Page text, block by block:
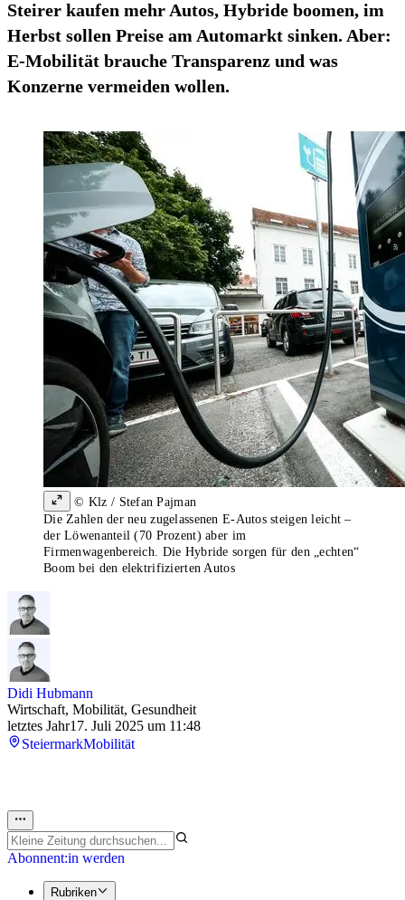
Steirer kaufen mehr Autos, Hybride boomen, im
Herbst sollen Preise am Automarkt sinken. Aber:
E-Mobilität brauche Transparenz und was
Konzerne vermeiden wollen.
© Klz / Stefan Pajman
Die Zahlen der neu zugelassenen E-Autos steigen leicht –
der Löwenanteil (70 Prozent) aber im
Firmenwagenbereich. Die Hybride sorgen für den „echten“
Boom bei den elektrifizierten Autos
Didi Hubmann
Wirtschaft, Mobilität, Gesundheit
letztes Jahr17. Juli 2025 um 11:48
SteiermarkMobilität
Abonnent:in werden
Rubriken